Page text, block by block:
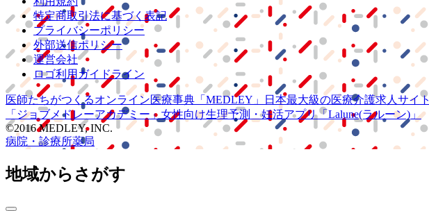
特定商取引法に基づく表記
プライバシーポリシー
外部送信ポリシー
運営会社
ロゴ利用ガイドライン
医師たちがつくるオンライン医療事典 「MEDLEY」 日本最大級の医療介護求人サイト
「ジョブメドレーアカデミー」 女性向け生理予測・妊活アプリ「Lalune(ラルーン)」
©2016 MEDLEY, INC.
病院・診療所薬局
地域からさがす